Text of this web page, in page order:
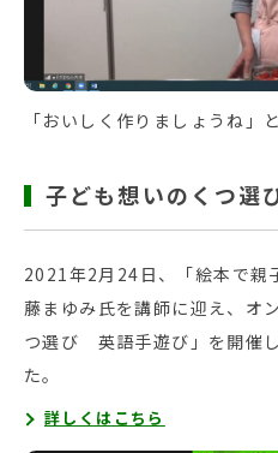
「おいしく作りましょうね」
子ども想いのくつ
2021年2月24日、「絵本で親
藤まゆみ氏を講師に迎え、オ
つ選び 英語手遊び」を開催
た。
詳しくはこちら